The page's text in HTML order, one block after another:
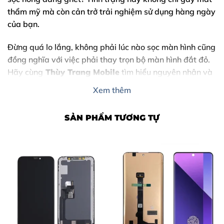
thẩm mỹ mà còn cản trở trải nghiệm sử dụng hàng ngày
của bạn.
Đừng quá lo lắng, không phải lúc nào sọc màn hình cũng
đồng nghĩa với việc phải thay trọn bộ màn hình đắt đỏ.
Hãy cùng Thùy Trang Mobile tìm hiểu nguyên nhân và
ngay tại Biên Hòa.
Xem thêm
SẢN PHẨM TƯƠNG TỰ